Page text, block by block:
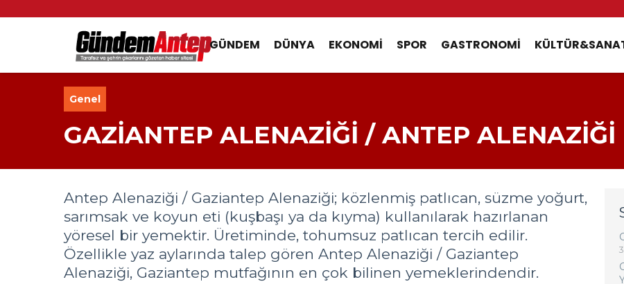
GÜNDEM DÜNYA EKONOMI SPOR GASTRONOMI
Genel
GAZİANTEP ALENAZİĞİ / ANTEP ALENAZİĞİ
Antep Alenaziği / Gaziantep Alenaziği; közlenmiş patlıcan, süzme yoğurt,
sarımsak ve koyun eti (kuşbaşı ya da kıyma) kullanılarak hazırlanan
yöresel bir yemektir. Üretiminde, tohumsuz patlıcan tercih edilir.
Özellikle yaz aylarında talep gören Antep Alenaziği / Gaziantep
Alenaziği, Gaziantep mutfağının en çok bilinen yemeklerindendir.